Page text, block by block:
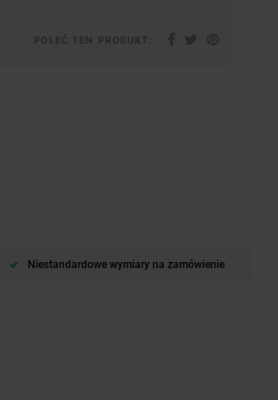
Niestandardowe wymiary na zamówienie